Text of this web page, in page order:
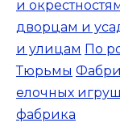
и
дворцам и
и улицам По
Тюрьмы
елочных
фабрика